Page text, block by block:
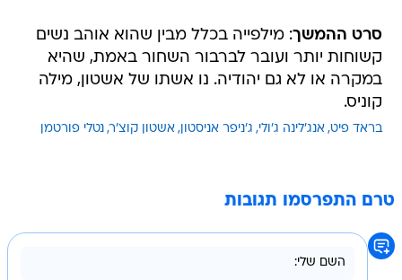
במקרה או לא גם יהודיה. נו אשתו של אשטון, מילה
קוניס.
בראד פיט אנג'לינה ג'ולי ג'ניפר אניסטון אשטון קוצ'ר נטלי פורטמן